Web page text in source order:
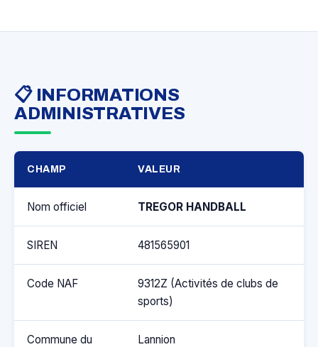
📋 INFORMATIONS
ADMINISTRATIVES
CHAMP VALEUR
Nom officiel TREGOR HANDBALL
SIREN 481565901
Code NAF
9312Z (Activités de clubs de
sports)
Commune du
Lannion